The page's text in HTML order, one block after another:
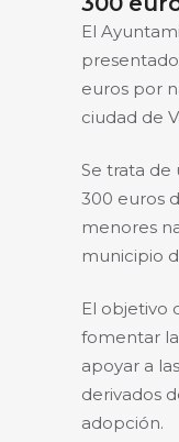
El
euros por
ciudad de
Se trata de
300 euros
menores
municipio
El objetivo
fomentar
apoyar a
derivados
adopción.